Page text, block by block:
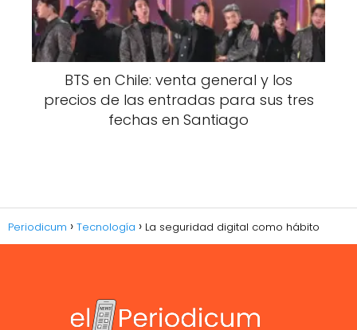
BTS en Chile: venta general y los
precios de las entradas para sus tres
fechas en Santiago
Periodicum Tecnología La seguridad digital como hábito